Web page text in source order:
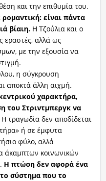
και την επιθυμία του.
είναι πάντα
βίαιη.Η Τζούλια και ο
εραστές, αλλά ως
με την εξουσία να
η σύγκρουση
αποκτά άλλη αιχμή.
χαρακτήρα,
του Στριντμπεργκ να
τραγωδία δεν αποδίδεται
ή σε έμφυτα
φύλο, αλλά
άκαμπτων κοινωνικών
Η πτώση δεν αφορά ένα
σύστημα που το